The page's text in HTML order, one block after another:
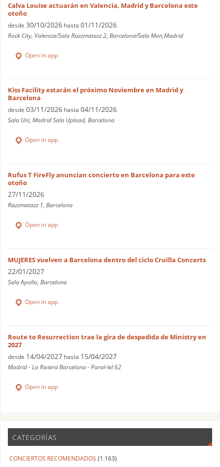
Calva Louise actuarán en Valencia, Madrid y Barcelona este
otoño
desde 30/10/2026 hasta 01/11/2026
Rock City, Valencia/Sala Razzmatazz 2, Barcelona/Sala Mon,Madrid
Open in app
Kiss Facility estarán el próximo Noviembre en Madrid y
Barcelona
desde 03/11/2026 hasta 04/11/2026
Sala Uni, Madrid Sala Upload, Barcelona
Open in app
Rufus T FireFly anuncian concierto en Barcelona para este
otoño
27/11/2026
Razzmatazz 1, Barcelona
Open in app
MUJERES vuelven a Barcelona dentro del ciclo Cruïlla Concerts
22/01/2027
Sala Apollo, Barcelona
Open in app
Route to Resurrection trae la gira de despedida de Ministry en
2027
desde 14/04/2027 hasta 15/04/2027
Madrid - La Riviera Barcelona - Paral-lel 62
Open in app
CATEGORÍAS
CONCIERTOS RECOMENDADOS (1.163)